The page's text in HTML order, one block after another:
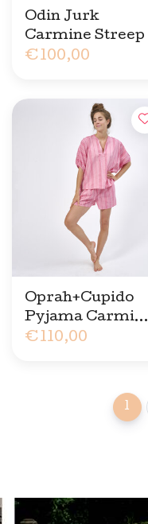
Odin Jurk
Carmine Streep
€100,00
Oprah+Cupido
Pyjama Carmine
Streep
€110,00
1